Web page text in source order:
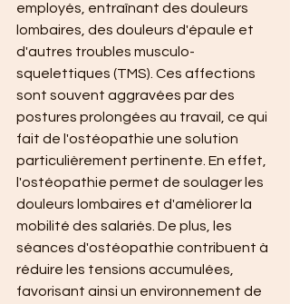
employés, entraînant des douleurs
lombaires, des douleurs d'épaule et
d'autres troubles musculo-
squelettiques (TMS). Ces affections
sont souvent aggravées par des
postures prolongées au travail, ce qui
fait de l'ostéopathie une solution
particulièrement pertinente. En effet,
l'ostéopathie permet de soulager les
douleurs lombaires et d'améliorer la
mobilité des salariés. De plus, les
séances d'ostéopathie contribuent à
réduire les tensions accumulées,
favorisant ainsi un environnement de